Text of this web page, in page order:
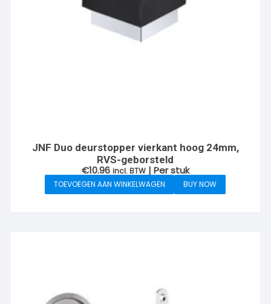
JNF Duo deurstopper vierkant hoog 24mm,
RVS-geborsteld
€10.96 incl. BTW | Per stuk
TOEVOEGEN AAN WINKELWAGEN BUY NOW